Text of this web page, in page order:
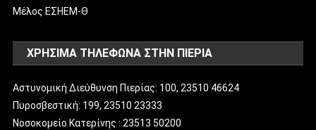
Μέλος ΕΣΗΕΜ-Θ
ΧΡΗΣΙΜΑ ΤΗΛΕΦΩΝΑ ΣΤΗΝ ΠΙΕΡΙΑ
Αστυνομική Διεύθυνση Πιερίας: 100, 23510 46624
Πυροσβεστική: 199, 23510 23333
Νοσοκομείο Κατερίνης : 23513 50200